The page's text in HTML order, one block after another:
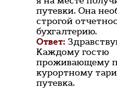
путевки. Она
строгой
бухгалтерию.
Ответ:
Каждому гостю
проживающему
курортному
путевка.